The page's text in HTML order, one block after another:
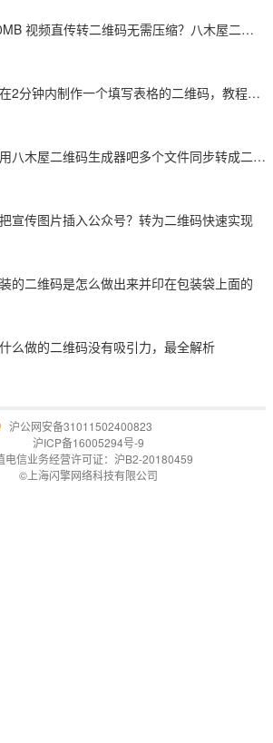
视频直传转二维码无需压缩？八木屋二维
2分钟内制作一个填写表格的二维码，教程分
八木屋二维码生成器吧多个文件同步转成二维
宣传图片插入公众号？转为二维码快速实现
的二维码是怎么做出来并印在包装袋上面的
么做的二维码没有吸引力，最全解析
沪公网安备31011502400823
沪ICP备16005294号-9
电信业务经营许可证：沪B2-20180459
©上海闪擎网络科技有限公司